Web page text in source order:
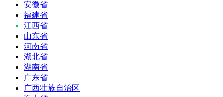
安徽省
福建省
江西省
山东省
河南省
湖北省
湖南省
广东省
广西壮族自治区